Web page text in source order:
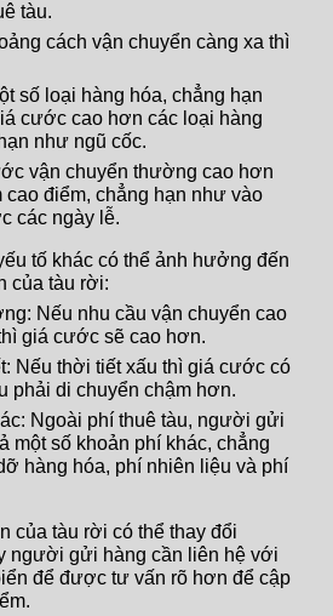
tàu.
cách vận chuyển càng xa thì
số loại hàng hóa, chẳng hạn
cước cao hơn các loại hàng
như ngũ cốc.
vận chuyển thường cao hơn
cao điểm, chẳng hạn như vào
các ngày lễ.
tố khác có thể ảnh hưởng đến
của tàu rời:
Nếu nhu cầu vận chuyển cao
giá cước sẽ cao hơn.
Nếu thời tiết xấu thì giá cước có
phải di chuyển chậm hơn.
Ngoài phí thuê tàu, người gửi
một số khoản phí khác, chẳng
hàng hóa, phí nhiên liệu và phí
của tàu rời có thể thay đổi
người gửi hàng cần liên hệ với
để được tư vấn rõ hơn để cập